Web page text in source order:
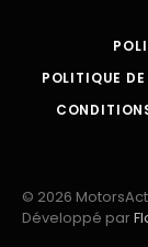
POLITIQUE
© 2026
Développé par